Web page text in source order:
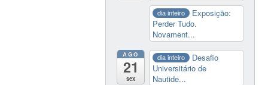
dia inteiro
Exposição:
Perder Tudo.
Novament...
AGO
21
sex
dia inteiro
Desafio
Universitário de
Nautide...